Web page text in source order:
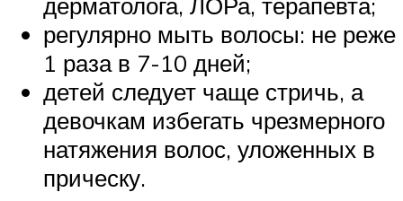
регулярно мыть волосы: не реже
1 раза в 7-10 дней;
детей следует чаще стричь, а
девочкам избегать чрезмерного
натяжения волос, уложенных в
прическу.